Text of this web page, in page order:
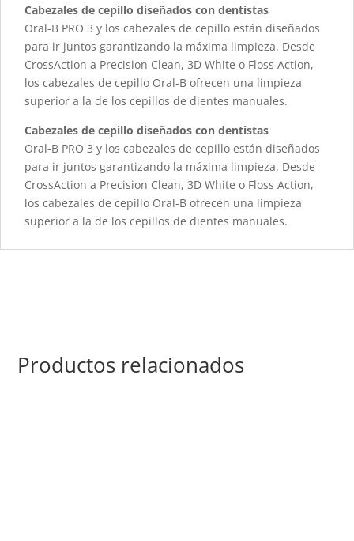
Cabezales de cepillo diseñados con dentistas
Oral-B PRO 3 y los cabezales de cepillo están diseñados
para ir juntos garantizando la máxima limpieza. Desde
CrossAction a Precision Clean, 3D White o Floss Action,
los cabezales de cepillo Oral-B ofrecen una limpieza
superior a la de los cepillos de dientes manuales.
Cabezales de cepillo diseñados con dentistas
Oral-B PRO 3 y los cabezales de cepillo están diseñados
para ir juntos garantizando la máxima limpieza. Desde
CrossAction a Precision Clean, 3D White o Floss Action,
los cabezales de cepillo Oral-B ofrecen una limpieza
superior a la de los cepillos de dientes manuales.
Productos relacionados